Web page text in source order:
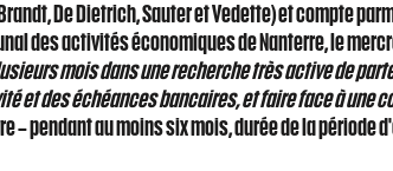
De Dietrich, Sauter et Vedette) et compte
des activités économiques de Nanterre, le
mois dans une recherche très active de
et des échéances bancaires, et faire face à une
–pendant au moins six mois, durée de la période